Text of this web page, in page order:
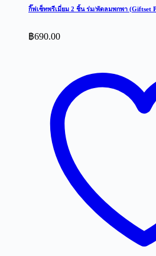
กิ๊ฟเซ็ทพรีเมี่ยม 2 ชิ้น ร่ม/พัดลมพกพา (Giftset
฿690.00